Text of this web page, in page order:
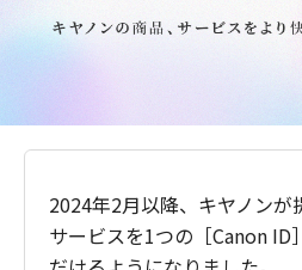
2024年2月以降、キヤノンが
サービスを1つの［Canon ID